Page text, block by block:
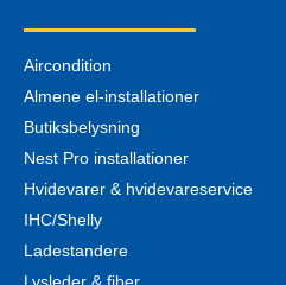
Aircondition
Almene el-installationer
Butiksbelysning
Nest Pro installationer
Hvidevarer & hvidevareservice
IHC/Shelly
Ladestandere
Lysleder & fiber